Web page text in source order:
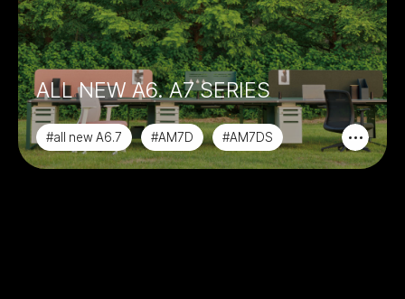
ALL NEW A6. A7 SERIES
#all new A6.7 #AM7D
#AM7DS
#ATS